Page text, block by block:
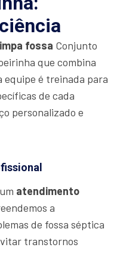
fossa Conjunto
que combina
equipe é treinada para
de cada
personalizado e
atendimento
a
de fossa séptica
transtornos